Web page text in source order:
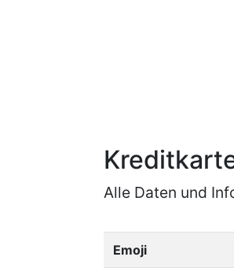
Alle Daten und
Emoji